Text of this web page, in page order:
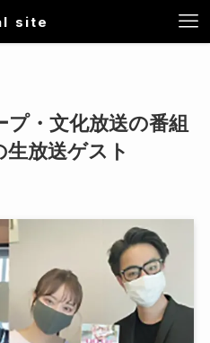
site
・文化放送の番組
生放送ゲスト